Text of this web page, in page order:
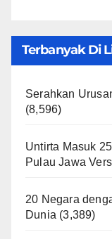
Terbanyak Di
Serahkan
(8,596)
Untirta Masuk
Pulau Jawa
20 Negara
Dunia (3,389)